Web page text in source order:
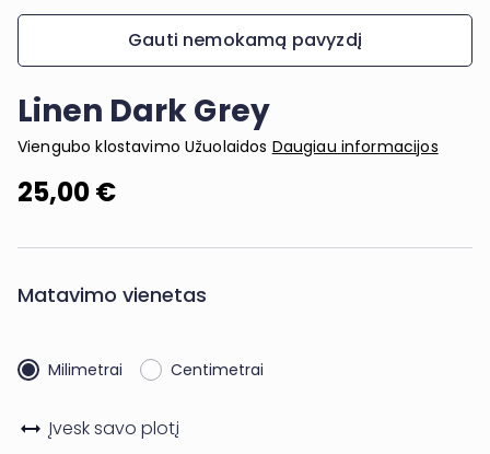
Gauti nemokamą pavyzdį
Linen Dark Grey
Viengubo klostavimo Užuolaidos Daugiau informacijos
25,00 €
Matavimo vienetas
Milimetrai Centimetrai
Įvesk savo plotį